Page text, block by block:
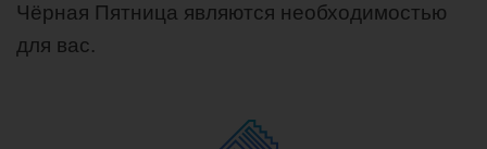
Чёрная Пятница являются необходимостью
для вас.